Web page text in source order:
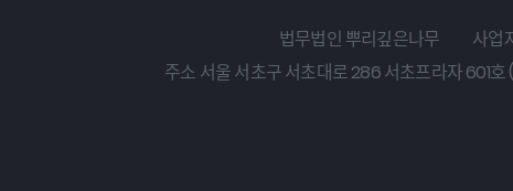
법무법인 뿌리깊은나무 사업
주소 서울 서초구 서초대로 286 서초프라자 601